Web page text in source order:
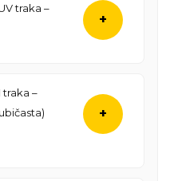
traka –
+
traka –
+